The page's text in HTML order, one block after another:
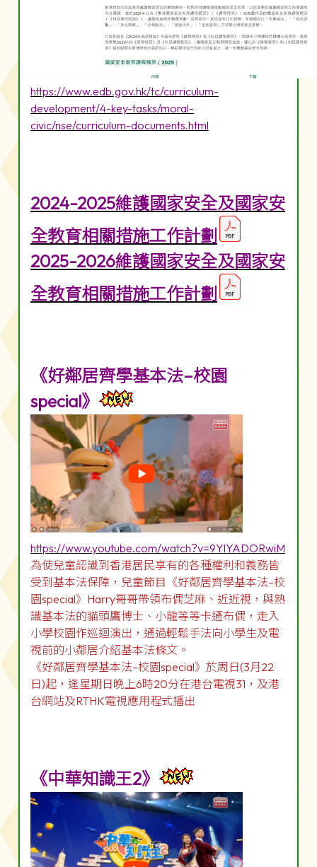
https://www.edb.gov.hk/tc/curriculum-
development/4-key-tasks/moral-
civic/nse/curriculum-documents.html
2024-2025維護國家安全及國家安
全教育相關措施工作計劃
2025-2026維護國家安全及國家安
全教育相關措施工作計劃
《好鄰居齊學基本法–校園
special》
https://www.youtube.com/watch?v=9YlYADORwiM
為使兒童認識到香港居民享有的各種權利和義務皆
受到基本法保障，兒童節目《好鄰居齊學基本法–校
園special》Harry哥哥帶領布偶芝麻、近近視，與熟
識基本法的貓頭鷹博士、小龍等等卡通布偶，走入
小學校園作巡迴演出，通過輕鬆手法向小學生及電
視前的小鄰居介紹基本法條文。
《好鄰居齊學基本法–校園special》於周日(3月22
日)起，逢星期日晚上6時20分在港台電視31，及港
台網站及RTHK電視應用程式播出
《中華知識王2》